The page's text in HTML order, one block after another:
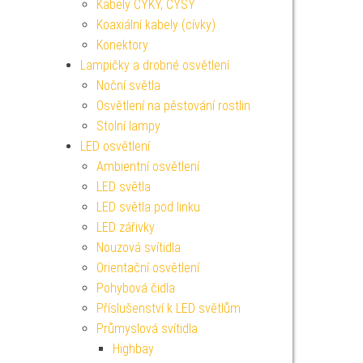
Kabely CYKY, CYSY
Koaxiální kabely (cívky)
Konektory
Lampičky a drobné osvětlení
Noční světla
Osvětlení na pěstování rostlin
Stolní lampy
LED osvětlení
Ambientní osvětlení
LED světla
LED světla pod linku
LED zářivky
Nouzová svítidla
Orientační osvětlení
Pohybová čidla
Příslušenství k LED světlům
Průmyslová svítidla
Highbay